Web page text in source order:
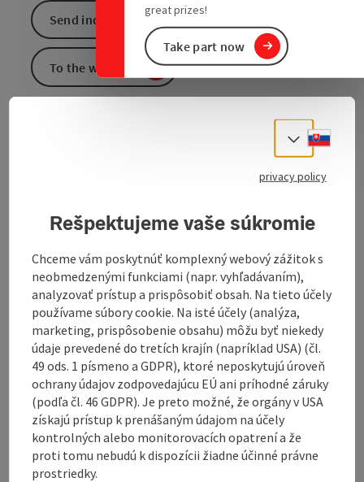
great prizes!
Take part now
are combined in the "al dente" restaurant attached to
from the local and Italian cuisine.
Culinary specialities, style and ambience characterise
very popular with our guests.
Fresh salads and selected wines are an ideal
complement to our delicacies.
Contact
Kitchen
Send inquiry
To the website
Select
privacy policy
Rešpektujeme vaše súkromie
Chceme vám poskytnúť komplexný webový zážitok s
neobmedzenými funkciami (napr. vyhľadávaním),
analyzovať prístup a prispôsobiť obsah. Na tieto účely
používame súbory cookie. Na isté účely (analýza,
marketing, prispôsobenie obsahu) môžu byť niekedy
údaje prevedené do tretích krajín (napríklad USA) (čl.
49 ods. 1 písmeno a GDPR), ktoré neposkytujú úroveň
ochrany údajov zodpovedajúcu EÚ ani príhodné záruky
(podľa čl. 46 GDPR). Je preto možné, že orgány v USA
získajú prístup k prenášaným údajom na účely
kontrolných alebo monitorovacích opatrení a že
proti tomu nebudú k dispozícii žiadne účinné právne
prostriedky.